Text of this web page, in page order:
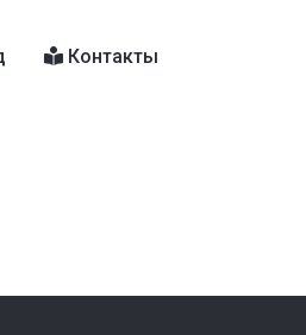
Контакты